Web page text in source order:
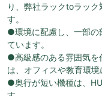
り、弊社ラックtoラッ
す。
●環境に配慮し、一部の
ています。
●高級感のある雰囲気を
は、オフィスや教育環境
●奥行が短い機種は、